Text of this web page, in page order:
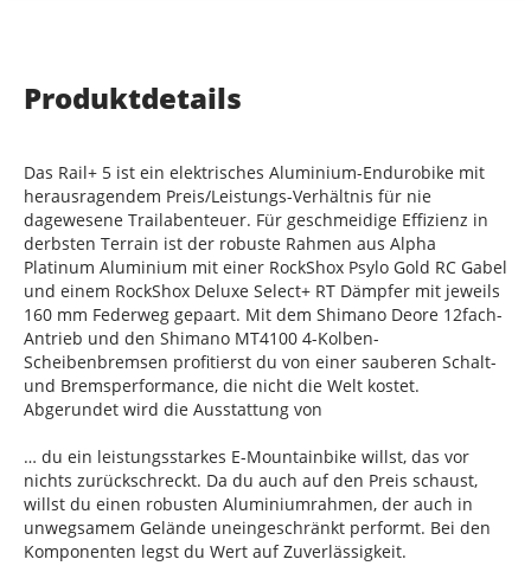
Produktdetails
Das Rail+ 5 ist ein elektrisches Aluminium-Endurobike mit
herausragendem Preis/Leistungs-Verhältnis für nie
dagewesene Trailabenteuer. Für geschmeidige Effizienz in
derbsten Terrain ist der robuste Rahmen aus Alpha
Platinum Aluminium mit einer RockShox Psylo Gold RC Gabel
und einem RockShox Deluxe Select+ RT Dämpfer mit jeweils
160 mm Federweg gepaart. Mit dem Shimano Deore 12fach-
Antrieb und den Shimano MT4100 4-Kolben-
Scheibenbremsen profitierst du von einer sauberen Schalt-
und Bremsperformance, die nicht die Welt kostet.
Abgerundet wird die Ausstattung von
… du ein leistungsstarkes E-Mountainbike willst, das vor
nichts zurückschreckt. Da du auch auf den Preis schaust,
willst du einen robusten Aluminiumrahmen, der auch in
unwegsamem Gelände uneingeschränkt performt. Bei den
Komponenten legst du Wert auf Zuverlässigkeit.